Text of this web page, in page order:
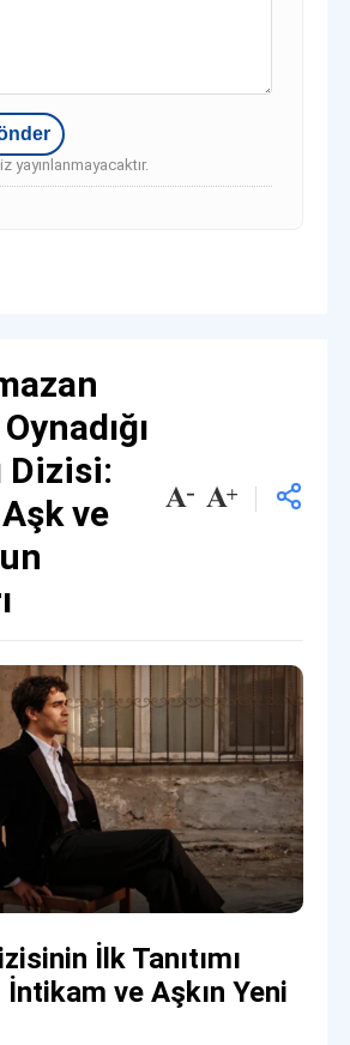
yayınlanmayacaktır.
Dizisi:
ve
İlk Tanıtımı
İntikam ve Aşkın Yeni